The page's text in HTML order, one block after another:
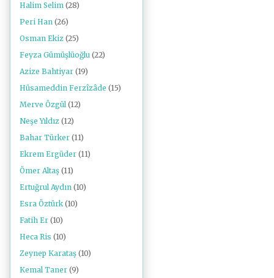
Halim Selim (28)
Peri Han (26)
Osman Ekiz (25)
Feyza Gümüşlüoğlu (22)
Azize Bahtiyar (19)
Hüsameddin Ferzîzâde (15)
Merve Özgül (12)
Neşe Yıldız (12)
Bahar Türker (11)
Ekrem Ergüder (11)
Ömer Altaş (11)
Ertuğrul Aydın (10)
Esra Öztürk (10)
Fatih Er (10)
Heca Ris (10)
Zeynep Karataş (10)
Kemal Taner (9)